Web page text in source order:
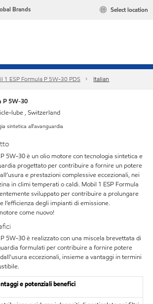
Brands Select location
1 ESP Formula P 5W-30 PDS Italian
P 5W-30
lube , Switzerland
sintetica all'avanguardia
5W-30 è un olio motore con tecnologia sintetica e
progettato per contribuire a fornire un potere
e prestazioni complessive eccezionali, nei
in climi temperati o caldi. Mobil 1 ESP Formula
sviluppato per contribuire a prolungare
l’efficienza degli impianti di emissione.
come nuovo!
5W-30 è realizzato con una miscela brevettata di
formulati per contribuire a fornire potere
eccezionali, insieme a vantaggi in termini
e potenziali benefici